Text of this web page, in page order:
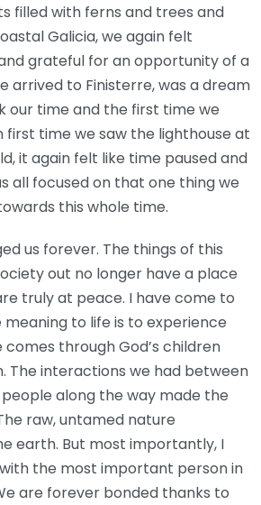
filled with ferns and trees and
Galicia, we again felt
grateful for an opportunity of a
arrived to Finisterre, was a dream
our time and the first time we
first time we saw the lighthouse at
it again felt like time paused and
all focused on that one thing we
this whole time.
us forever. The things of this
out no longer have a place
truly at peace. I have come to
to life is to experience
through God’s children
The interactions we had between
along the way made the
raw, untamed nature
earth. But most importantly, I
the most important person in
are forever bonded thanks to